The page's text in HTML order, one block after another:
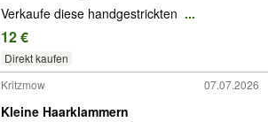
Verkaufe diese handgestrickten ...
12 €
Direkt kaufen
Kritzmow
07.07.2026
Kleine Haarklammern